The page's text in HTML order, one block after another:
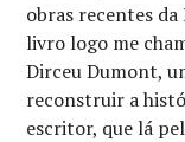
obras recentes
livro logo me
Dirceu Dumont,
reconstruir a
escritor, que lá